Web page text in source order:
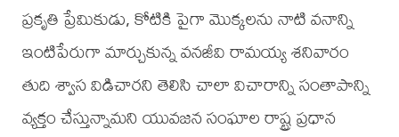
ప్రకృతి ప్రేమికుడు, కోటికి పైగా మొక్కలను నాటి వనాన్ని
ఇంటిపేరుగా మార్చుకున్న వనజీవి రామయ్య శనివారం
తుది శ్వాస విడిచారని తెలిసి చాలా విచారాన్ని సంతాపాన్ని
వ్యక్తం చేస్తున్నామని యువజన సంఘాల రాష్ట్ర ప్రధాన